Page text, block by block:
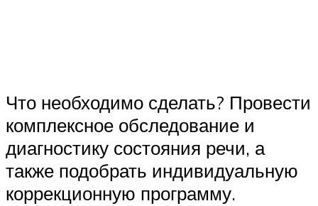
Что необходимо сделать? Провести
комплексное обследование и
диагностику состояния речи, а
также подобрать индивидуальную
коррекционную программу.